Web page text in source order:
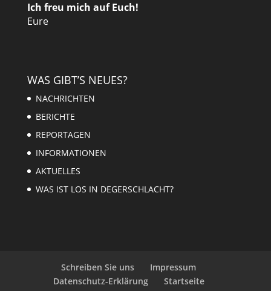
Ich freu mich auf Euch!
Eure
WAS GIBT’S NEUES?
NACHRICHTEN
BERICHTE
REPORTAGEN
INFORMATIONEN
AKTUELLES
WAS IST LOS IN DEGERSCHLACHT?
Schreiben Sie uns
Impressum
Datenschutz-Erklärung
Startseite